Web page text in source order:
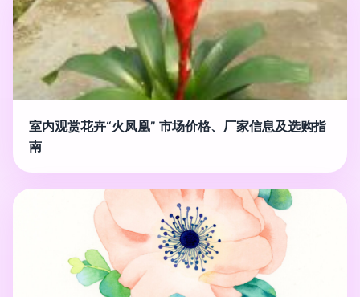
室内观赏花卉“火凤凰” 市场价格、厂家信息及选购指
南